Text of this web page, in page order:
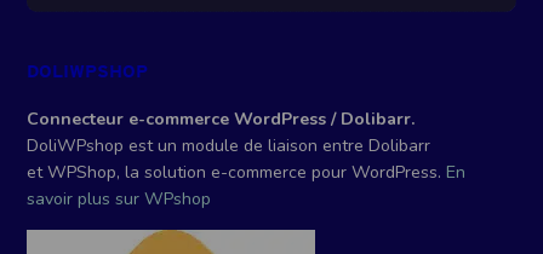
DOLIWPSHOP
Connecteur e-commerce WordPress / Dolibarr.
DoliWPshop est un module de liaison entre Dolibarr
et WPShop, la solution e-commerce pour WordPress.En
savoir plus sur WPshop